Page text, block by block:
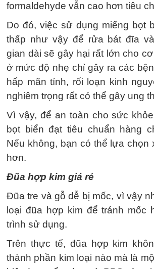
formaldehyde vẫn cao hơn tiêu
Do đó, việc sử dụng miếng bọt
thấp như vậy để rửa bát đĩa
gian dài sẽ gây hại rất lớn cho
ở mức độ nhẹ chỉ gây ra các
hấp mãn tính, rối loạn kinh
nghiêm trọng rất có thể gây ung
Vì vậy, để an toàn cho sức
bọt biển đạt tiêu chuẩn hàng
Nếu không, bạn có thể lựa chọn
hơn.
Đũa hợp kim giá rẻ
Đũa tre và gỗ dễ bị mốc, vì vậy
loại đũa hợp kim để tránh mốc
trình sử dụng.
Trên thực tế, đũa hợp kim
thành phần kim loại nào mà là